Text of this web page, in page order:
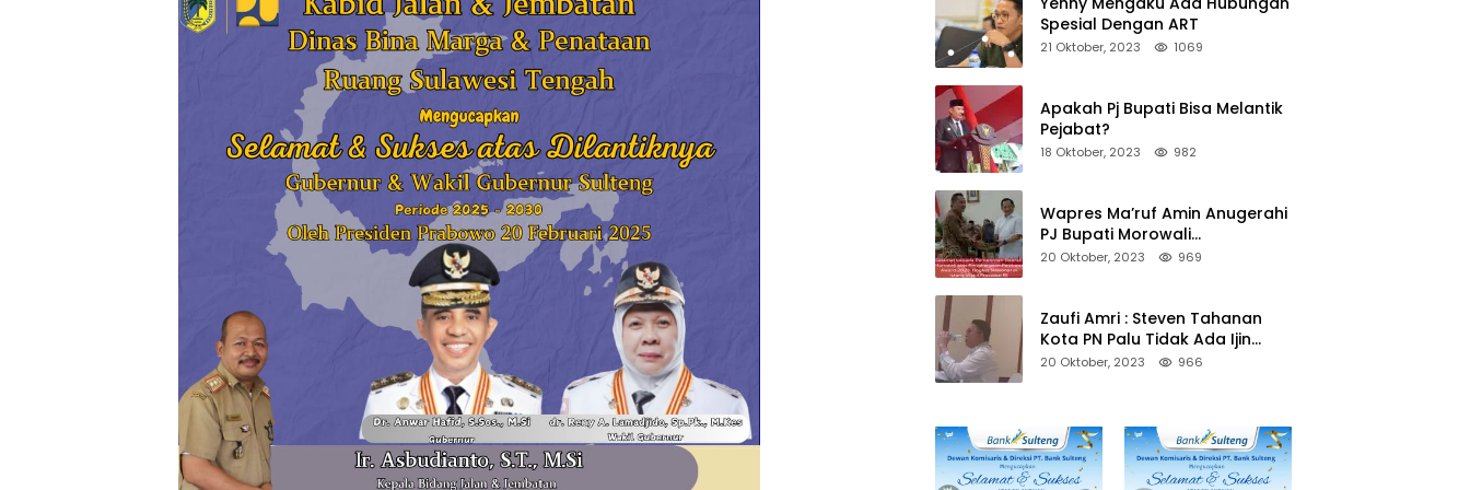
Spesial Dengan ART
21 Oktober, 2023 1069
Apakah Pj Bupati Bisa Melantik
Pejabat?
18 Oktober, 2023 982
Wapres Ma’ruf Amin Anugerahi
PJ Bupati Morowali
Penghargaan Paritrana Award
20 Oktober, 2023 969
Zaufi Amri : Steven Tahanan
Kota PN Palu Tidak Ada Ijin
Keluar Kota
20 Oktober, 2023 966